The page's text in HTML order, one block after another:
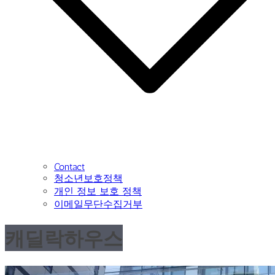
Contact
청소년보호정책
개인 정보 보호 정책
이메일무단수집거부
캐딜락하우스